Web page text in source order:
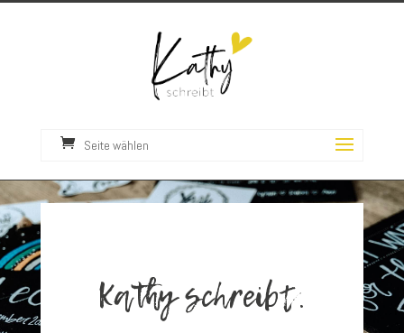
Seite wählen
Kathy schreibt.